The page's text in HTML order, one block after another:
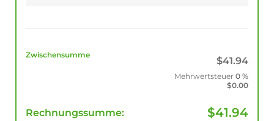
Zwischensumme
$41.94
Mehrwertsteuer 0 %
$0.00
Rechnungssumme: $41.94